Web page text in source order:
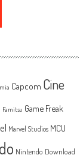
Capcom Cine
Famitsu Game Freak
Marvel Studios MCU
Nintendo Download